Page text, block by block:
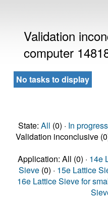
Validation
computer
No tasks to display
State: All (0) · In progress
Validation inconclusive
Application: All (0) · 14e
Sieve (0) · 15e Lattice
16e Lattice Sieve for